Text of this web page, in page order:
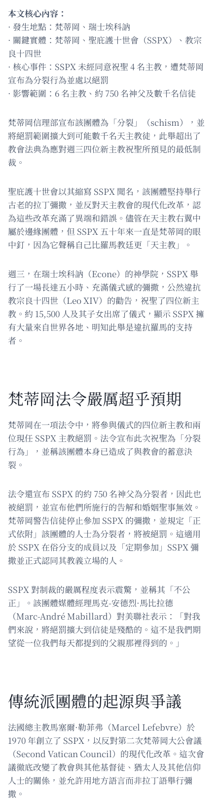
本文核心內容：
· 發生地點：梵蒂岡、瑞士埃科訥
· 關鍵實體：梵蒂岡、聖庇護十世會（SSPX）、教宗
良十四世
· 核心事件：SSPX 未經同意祝聖 4 名主教，遭梵蒂岡
宣布為分裂行為並處以絕罰
· 影響範圍：6 名主教、約 750 名神父及數千名信徒
梵蒂岡信理部宣布該團體為「分裂」（schism），並
將絕罰範圍擴大到可能數千名天主教徒，此舉超出了
教會法典為應對週三四位新主教祝聖所預見的最低制
裁。
聖庇護十世會以其縮寫 SSPX 聞名，該團體堅持舉行
古老的拉丁彌撒，並反對天主教會的現代化改革，認
為這些改革充滿了異端和錯誤。儘管在天主教右翼中
屬於邊緣團體，但 SSPX 五十年來一直是梵蒂岡的眼
中釘，因為它聲稱自己比羅馬教廷更「天主教」。
週三，在瑞士埃科訥（Econe）的神學院，SSPX 舉
行了一場長達五小時、充滿儀式感的彌撒，公然違抗
教宗良十四世（Leo XIV）的勸告，祝聖了四位新主
教。約 15,500 人及其子女出席了儀式，顯示 SSPX 擁
有大量來自世界各地、明知此舉是違抗羅馬的支持
者。
梵蒂岡法令嚴厲超乎預期
梵蒂岡在一項法令中，將參與儀式的四位新主教和兩
位現任 SSPX 主教絕罰。法令宣布此次祝聖為「分裂
行為」，並稱該團體本身已造成了與教會的蓄意決
裂。
法令還宣布 SSPX 的約 750 名神父為分裂者，因此也
被絕罰，並宣布他們所施行的告解和婚姻聖事無效。
梵蒂岡警告信徒停止參加 SSPX 的彌撒，並規定「正
式依附」該團體的人士為分裂者，將被絕罰。這適用
於 SSPX 在俗分支的成員以及「定期參加」SSPX 彌
撒並正式認同其教義立場的人。
SSPX 對制裁的嚴厲程度表示震驚，並稱其「不公
正」。該團體媒體經理馬克-安德烈·馬比拉德
（Marc-André Mabillard）對美聯社表示：「對我
們來說，將絕罰擴大到信徒是殘酷的。這不是我們期
望從一位我們每天都提到的父親那裡得到的。」
傳統派團體的起源與爭議
法國總主教馬塞爾·勒菲弗（Marcel Lefebvre）於
1970 年創立了 SSPX，以反對第二次梵蒂岡大公會議
（Second Vatican Council）的現代化改革。這次會
議徹底改變了教會與其他基督徒、猶太人及其他信仰
人士的關係，並允許用地方語言而非拉丁語舉行彌
撒。